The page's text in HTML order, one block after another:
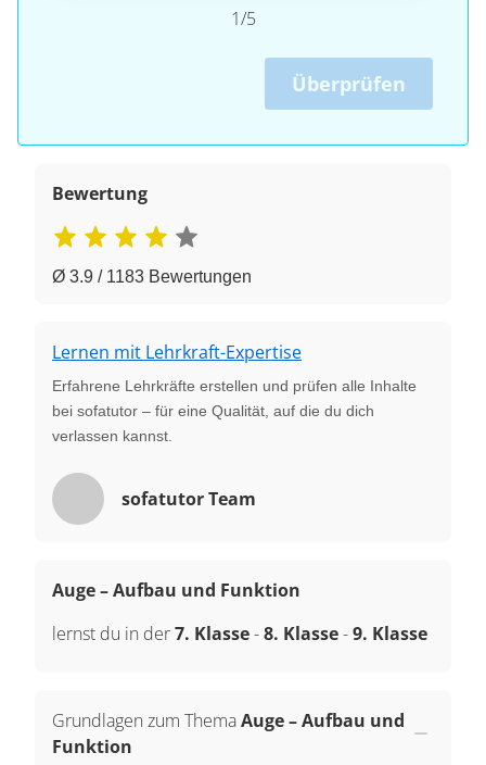
1/5
Überprüfen
Bewertung
Ø 3.9 / 1183 Bewertungen
Lernen mit Lehrkraft-Expertise
Erfahrene Lehrkräfte erstellen und prüfen alle Inhalte
bei sofatutor – für eine Qualität, auf die du dich
verlassen kannst.
sofatutor Team
Auge – Aufbau und Funktion
lernst du in der7. Klasse-8. Klasse-9. Klasse
Grundlagen zum ThemaAuge – Aufbau und
Funktion